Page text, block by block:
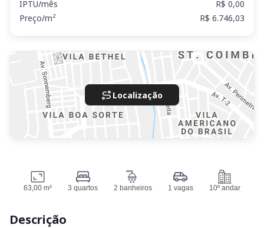
IPTU/mês
R$ 0,00
Preço/m²
R$ 6.746,03
Localização
63,00 m² 3 quartos 2 banheiros 1 vagas 10º andar
Descrição